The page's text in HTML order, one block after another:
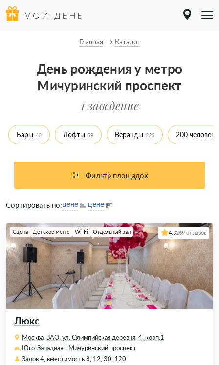
МОЙ ДЕНЬ
Главная Каталог
День рождения у метро
Мичуринский проспект
1 заведение
Бары 42 Лофты 59 Веранды 225 200 человек
Фильтр площадок
Сортировать по:
Люкс
Сцена Детское меню Wi-Fi Отдельный зал 4.3269 отзывов
Москва, ЗАО, ул. Олимпийская деревня, 4, корп.1
Юго-Западная,
Мичуринский проспект
Залов 4, вместимость 8, 12, 30, 120